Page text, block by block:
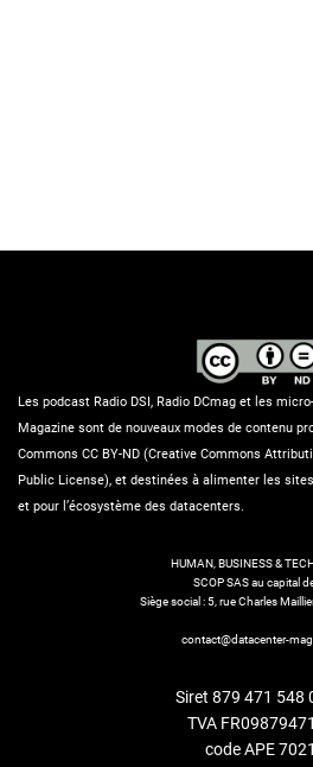
Les podcast Radio DSI, Radio DCmag et les
Magazine sont de nouveaux modes de contenu
Commons CC BY-ND (Creative Commons
Public License), et destinées à alimenter les
et pour l’écosystème des datacenters.
HUMAN, BUSINESS &
SCOP SAS au capital
Siège social : 5, rue Charles
contact@datacenter-
Siret 879 471 548
TVA
code APE